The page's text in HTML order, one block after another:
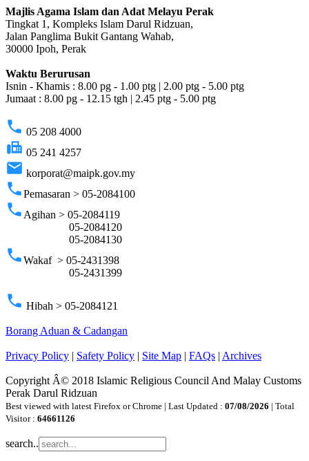
Majlis Agama Islam dan Adat Melayu Perak
Tingkat 1, Kompleks Islam Darul Ridzuan,
Jalan Panglima Bukit Gantang Wahab,
30000 Ipoh, Perak
Waktu Berurusan
Isnin - Khamis : 8.00 pg - 1.00 ptg | 2.00 ptg - 5.00 ptg
Jumaat : 8.00 pg - 12.15 tgh | 2.45 ptg - 5.00 ptg
phone 05 208 4000
fax 05 241 4257
email korporat@maipk.gov.my
phonePemasaran > 05-2084100
phone Agihan > 05-2084119
05-2084120
05-2084130
phoneWakaf > 05-2431398
05-2431399
phone Hibah > 05-2084121
Borang Aduan & Cadangan
Privacy Policy | Safety Policy | Site Map | FAQs | Archives
Copyright Â© 2018 Islamic Religious Council And Malay Customs
Perak Darul Ridzuan
Best viewed with latest Firefox or Chrome | Last Updated : 07/08/2026 | Total
Visitor : 64661126
search..